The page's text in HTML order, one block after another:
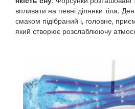
впливати на певні ділянки тіла.
смаком підібраний і, головне,
який створює розслаблюючу